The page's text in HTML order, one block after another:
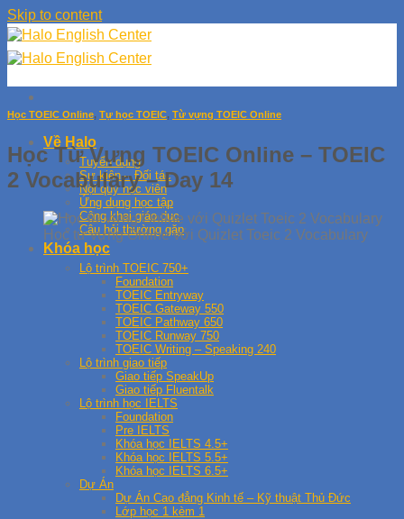
Skip to content
Về Halo
Tuyển dụng
Sự kiện – Đối tác
Nội quy học viên
Ứng dụng học tập
Công khai giáo dục
Câu hỏi thường gặp
Khóa học
Lộ trình TOEIC 750+
Foundation
TOEIC Entryway
TOEIC Gateway 550
TOEIC Pathway 650
TOEIC Runway 750
TOEIC Writing – Speaking 240
Lộ trình giao tiếp
Giao tiếp SpeakUp
Giao tiếp Fluentalk
Lộ trình học IELTS
Foundation
Pre IELTS
Khóa học IELTS 4.5+
Khóa học IELTS 5.5+
Khóa học IELTS 6.5+
Dự Án
Dự Án Cao đẳng Kinh tế – Kỹ thuật Thủ Đức
Lớp học 1 kèm 1
Học TOEIC Online, Tự học TOEIC, Từ vựng TOEIC Online
Học Từ Vựng TOEIC Online – TOEIC
2 Vocabulary – Day 14
Học từ vựng Online với Quizlet Toeic 2 Vocabulary